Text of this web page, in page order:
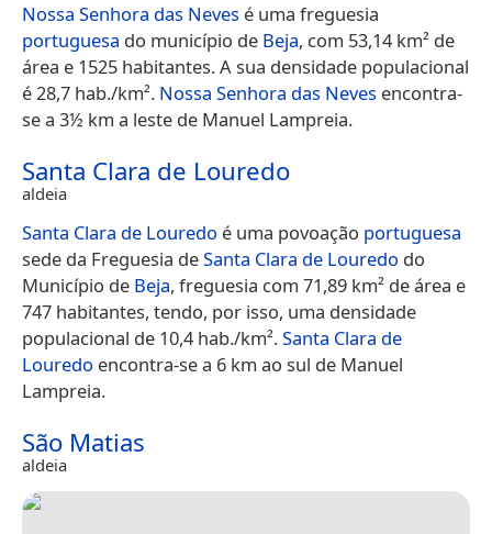
Nossa Senhora das Neves é uma freguesia
portuguesa do município de Beja, com 53,14 km² de
área e 1525 habitantes. A sua densidade populacional
é 28,7 hab./km². Nossa Senhora das Neves encontra-
se a 3½ km a leste de Manuel Lampreia.
Santa Clara de Louredo
aldeia
Santa Clara de Louredo é uma povoação portuguesa
sede da Freguesia deSanta Clara de Louredo do
Município de Beja, freguesia com 71,89 km² de área e
747 habitantes, tendo, por isso, uma densidade
populacional de 10,4 hab./km².Santa Clara de
Louredo encontra-se a 6 km ao sul de Manuel
Lampreia.
São Matias
aldeia